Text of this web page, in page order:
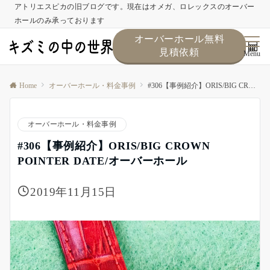
アトリエスピカの旧ブログです。現在はオメガ、ロレックスのオーバー
ホールのみ承っております
オーバーホール無料
見積依頼
Menu
Home オーバーホール・料金事例 #306【事例紹介】ORIS/BIG CROWN POINTER DATE/オーバーホール
オーバーホール・料金事例
#306【事例紹介】ORIS/BIG CROWN
POINTER DATE/オーバーホール
2019年11月15日